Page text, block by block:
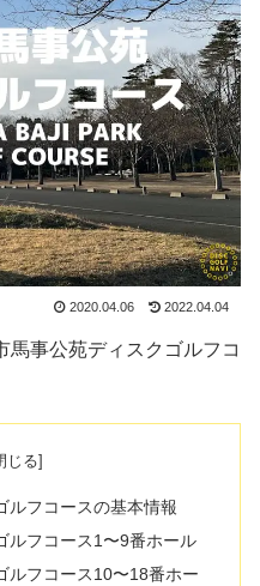
2020.04.06 2022.04.04
馬事公苑ディスクゴルフコ
ルフコースの基本情報
ルフコース1〜9番ホール
ルフコース10〜18番ホー